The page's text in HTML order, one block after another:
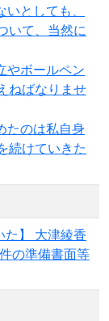
としても、
いて、当然に
やボールペン
ねばなりませ
たのは私自身
続けていきた
た】 大津綾香
の準備書面等